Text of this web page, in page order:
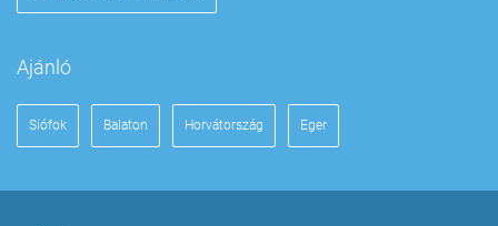
Ajánló
Siófok Balaton Horvátország Eger